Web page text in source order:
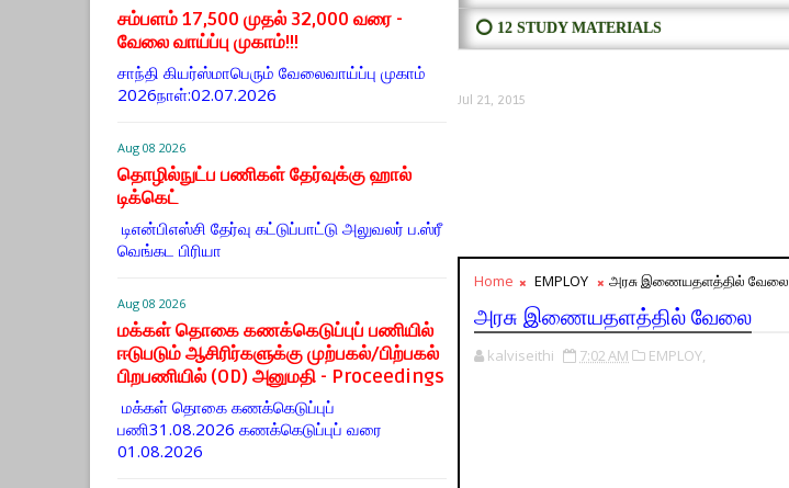
சம்பளம் 17,500 முதல் 32,000 வரை -
வேலை வாய்ப்பு முகாம்!!!
சாந்தி கியர்ஸ்மாபெரும் வேலைவாய்ப்பு முகாம்
2026நாள்:02.07.2026
Aug 08 2026
தொழில்நுட்ப பணிகள் தேர்வுக்கு ஹால் ​
டிக்கெட்
டிஎன்​பிஎஸ்சி தேர்வு கட்​டுப்​பாட்டு அலு​வலர் ப.ஸ்ரீ
வெங்கட பிரியா
Aug 08 2026
மக்கள் தொகை கணக்கெடுப்புப் பணியில்
ஈடுபடும் ஆசிரிர்களுக்கு முற்பகல்/பிற்பகல்
பிறபணியில் (OD) அனுமதி - Proceedings
மக்கள் தொகை கணக்கெடுப்புப்
பணி31.08.2026 கணக்கெடுப்புப் வரை
01.08.2026
⭕ 12 STUDY MATERIALS
Jul 21, 2015
Home EMPLOY அரசு இணையதளத்தில் வேலை
அரசு இணையதளத்தில் வேலை
kalviseithi 7:02 AM EMPLOY,